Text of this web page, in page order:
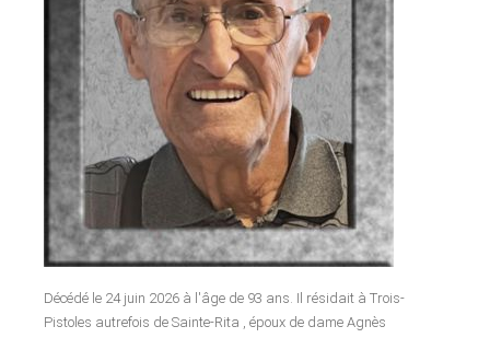
Décédé le 24 juin 2026 à l'âge de 93 ans. Il résidait à Trois-
Pistoles autrefois de Sainte-Rita , époux de dame Agnès